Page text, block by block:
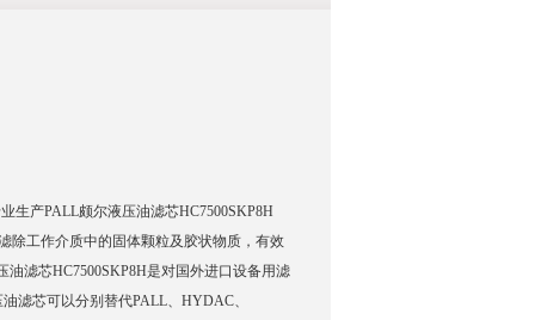
生产PALL颇尔液压油滤芯HC7500SKP8H
除工作介质中的固体颗粒及胶状物质，有效
滤芯HC7500SKP8H是对国外进口设备用滤
滤芯可以分别替代PALL、HYDAC、